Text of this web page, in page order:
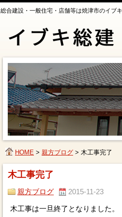
総合建設・一般住宅・店舗等は焼津市のイブ
HOME > 親方ブログ > 木工事完了
木工事完了
親方ブログ 2015-11-23
木工事は一旦終了となりました。